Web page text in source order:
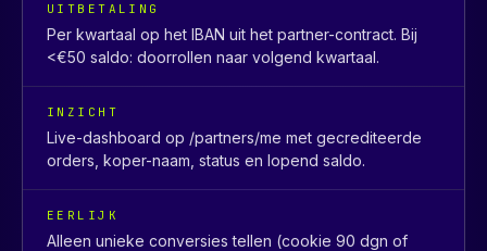
UITBETALING
Per kwartaal op het IBAN uit het partner-contract. Bij
<€50 saldo: doorrollen naar volgend kwartaal.
INZICHT
Live-dashboard op /partners/me met gecrediteerde
orders, koper-naam, status en lopend saldo.
EERLIJK
Alleen unieke conversies tellen (cookie 90 dgn of